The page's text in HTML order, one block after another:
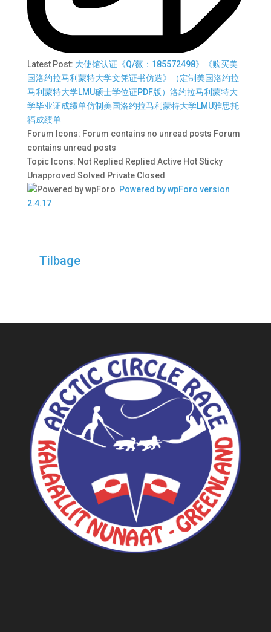
Latest Post: 大使馆认证《Q/薇：185572498》《购买美
国洛约拉马利蒙特大学文凭证书仿造》（定制美国洛约拉
马利蒙特大学LMU硕士学位证PDF版）洛约拉马利蒙特大
学毕业证成绩单仿制美国洛约拉马利蒙特大学LMU雅思托
福成绩单
Forum Icons: Forum contains no unread posts Forum
contains unread posts
Topic Icons: Not Replied Replied Active Hot Sticky
Unapproved Solved Private Closed
Powered by wpForo version
2.4.17
Tilbage